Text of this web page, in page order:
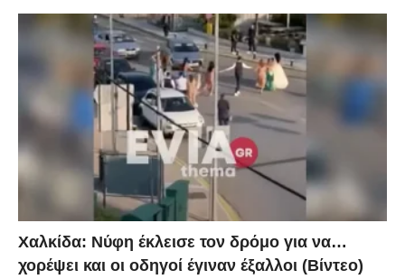
Χαλκίδα: Νύφη έκλεισε τον δρόμο για να…
χορέψει και οι οδηγοί έγιναν έξαλλοι (Βίντεο)